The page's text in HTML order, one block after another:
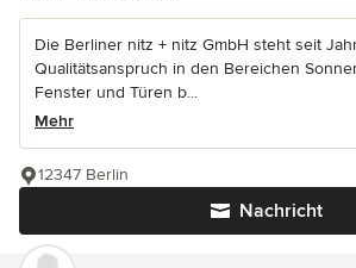
Die Berliner nitz + nitz GmbH steht seit
Qualitätsanspruch in den Bereichen
Fenster und Türen b...
Mehr
Nachricht
12347 Berlin